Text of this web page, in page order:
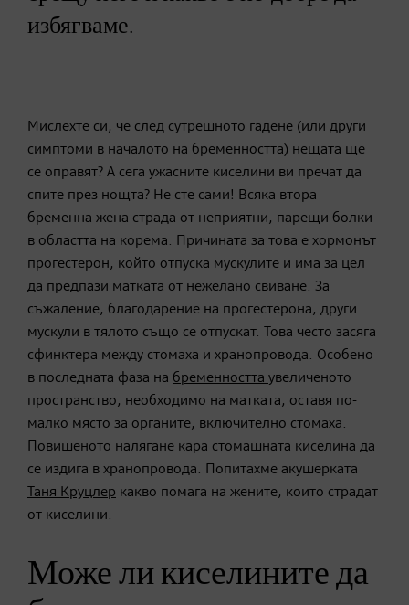
избягваме.
Мислехте си, че след сутрешното гадене (или други
симптоми в началото на бременността) нещата ще
се оправят? A сега ужасните киселини ви пречат да
спите през нощта? Не сте сами! Всяка втора
бременна жена страда от неприятни, парещи болки
в областта на корема. Причината за това е хормонът
прогестерон, който отпуска мускулите и има за цел
да предпази матката от нежелано свиване. За
съжаление, благодарение на прогестерона, други
мускули в тялото също се отпускат. Това често засяга
сфинктера между стомаха и хранопровода. Особено
в последната фаза на бременността увеличеното
пространство, необходимо на матката, оставя по-
малко място за органите, включително стомаха.
Повишеното налягане кара стомашната киселина да
се издига в хранопровода. Попитахме акушерката
Таня Круцлер какво помага на жените, които страдат
от киселини.
Може ли киселините да